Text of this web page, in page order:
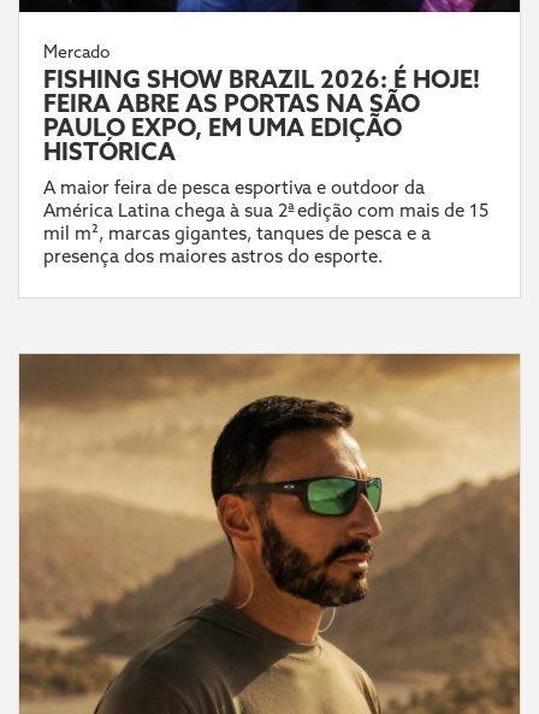
Mercado
FISHING SHOW BRAZIL 2026: É HOJE!
FEIRA ABRE AS PORTAS NA SÃO
PAULO EXPO, EM UMA EDIÇÃO
HISTÓRICA
A maior feira de pesca esportiva e outdoor da
América Latina chega à sua 2ª edição com mais de 15
mil m², marcas gigantes, tanques de pesca e a
presença dos maiores astros do esporte.